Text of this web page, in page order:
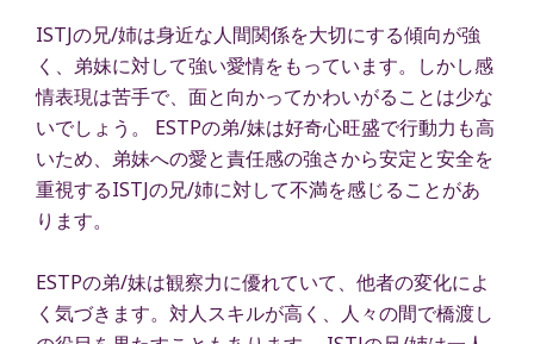
ISTJの兄/姉は身近な人間関係を大切にする傾向が強
く、弟妹に対して強い愛情をもっています。しかし感
情表現は苦手で、面と向かってかわいがることは少な
いでしょう。 ESTPの弟/妹は好奇心旺盛で行動力も高
いため、弟妹への愛と責任感の強さから安定と安全を
重視するISTJの兄/姉に対して不満を感じることがあ
ります。
ESTPの弟/妹は観察力に優れていて、他者の変化によ
く気づきます。対人スキルが高く、人々の間で橋渡し